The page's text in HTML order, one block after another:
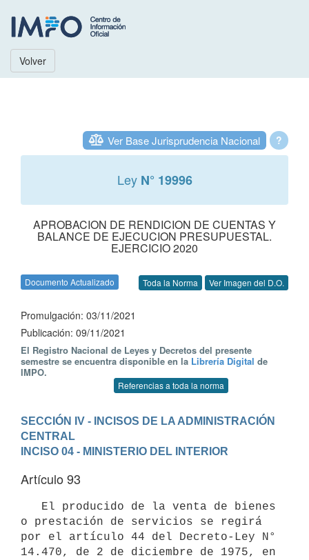
Volver
?
Ver Base Jurisprudencia Nacional
Ley N° 19996
APROBACION DE RENDICION DE CUENTAS Y
BALANCE DE EJECUCION PRESUPUESTAL.
EJERCICIO 2020
Documento Actualizado Toda la Norma Ver Imagen del D.O.
Promulgación: 03/11/2021
Publicación: 09/11/2021
El Registro Nacional de Leyes y Decretos del presente
semestre se encuentra disponible en la Librería Digital de
IMPO.
Referencias a toda la norma
SECCIÓN IV - INCISOS DE LA ADMINISTRACIÓN
CENTRAL
INCISO 04 - MINISTERIO DEL INTERIOR
Artículo 93
o prestación de servicios se regirá
por el artículo 44 del Decreto-Ley N°
14.470, de 2 de diciembre de 1975, en